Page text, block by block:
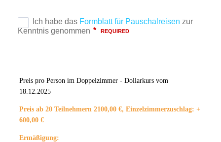
Preis pro Person im Doppelzimmer - Dollarkurs vom
18.12.2025
Preis ab 20 Teilnehmern 2100,00 €, Einzelzimmerzuschlag: +
600,00 €
Ermäßigung: